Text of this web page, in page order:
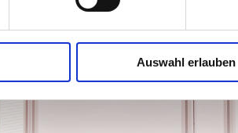
Auswahl erlauben